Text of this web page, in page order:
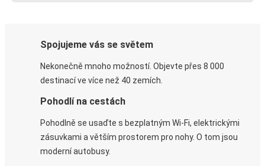
Spojujeme vás se světem
Nekonečně mnoho možností. Objevte přes 8 000
destinací ve více než 40 zemích.
Pohodlí na cestách
Pohodlně se usaďte s bezplatným Wi-Fi, elektrickými
zásuvkami a větším prostorem pro nohy. O tom jsou
moderní autobusy.